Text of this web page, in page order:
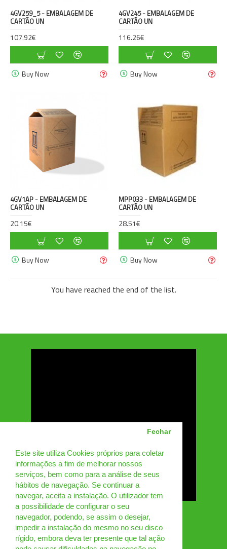
Este site utiliza Cookies próprios para coletar
informações a fim de melhorar nossos
serviços, bem como para a análise de seus
hábitos de navegação. Se continuar a
navegar, aceita a instalação. O utilizador tem
a possibilidade de configurar o seu
navegador, podendo, se assim o desejar,
impedir a instalação do mesmo no seu disco
rígido, embora deva ter presente que tal ação
Fechar
4GV259_5 - EMBALAGEM DE
CARTÃO UN
107.92€
Buy Now
4GV245 - EMBALAGEM DE
CARTÃO UN
116.26€
Buy Now
4GV1AP - EMBALAGEM DE
CARTÃO UN
20.15€
Buy Now
MPP033 - EMBALAGEM DE
CARTÃO UN
28.51€
Buy Now
You have reached the end of the list.